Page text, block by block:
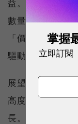
益。電商業務在
數量和交易總額
「價格競爭力
驅動用戶黏性與
展望今年，集團
高度信心」，預
長。隨著
掌握
立即訂閱